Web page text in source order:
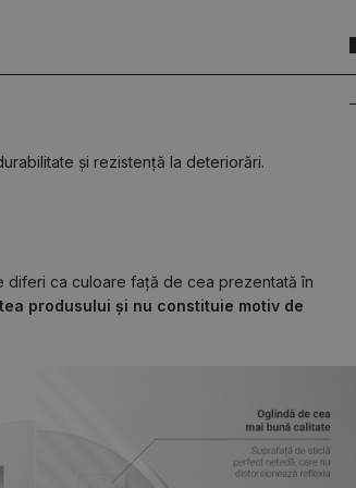
și rezistență la deteriorări.
ca culoare față de cea prezentată în
produsului și nu constituie motiv de